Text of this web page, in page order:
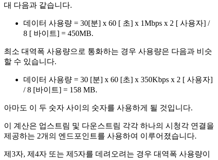
대 다음과 같습니 다.
데 이 터 사용량 = 30[분] x 60 [ 초] x 1Mbps x 2 [ 사용자] /
8 [ 바이 트] = 450MB.
최 소 대 역폭 사용량으 로 통화하는 경우 사용량은 다음과 비 슷
할 수 있습니 다.
데 이 터 사용량 = 30 [분] x 60 [초] x 350Kbps x 2 [ 사용자]
/ 8 [바이 트] = 158 MB.
아마도 이 두 숫자 사이 의 숫자를 사용하게 될 것입니 다.
이 계 산은 업스 트림 및 다운스 트림 각각 하나의 시 청각 연 결을
제 공하는 2개 의 엔 드 포인 트를 사용하여 이 루어 졌습니 다.
제 3자, 제 4자 또는 제 5자를 데 려 오려 는 경우 대 역폭 사용량이